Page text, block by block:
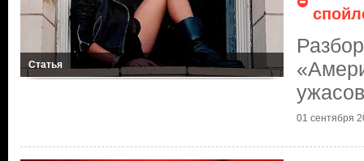
Статья
01 сентября